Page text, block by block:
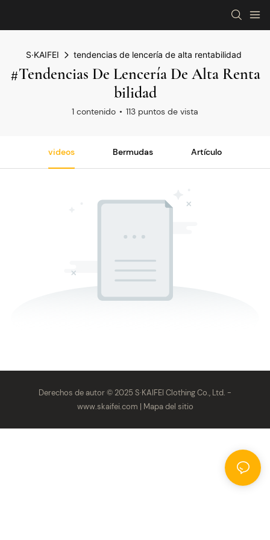
S·KAIFEI tendencias de lencería de alta rentabilidad
#tendencias De Lencería De Alta Renta
Bilidad
1 contenido 113 puntos de vista
videos Bermudas Artículo
Derechos de autor © 2025 S·KAIFEI Clothing Co., Ltd. -
www.skaifei.com | Mapa del sitio